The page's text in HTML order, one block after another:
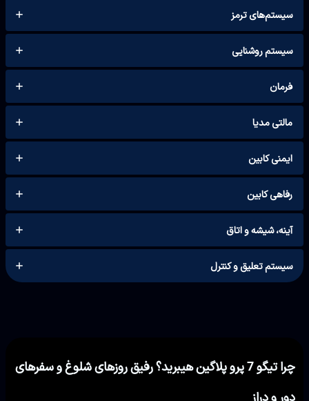
سیستم‌های ترمز
سیستم‌ روشنایی
فرمان
مالتی مدیا
ایمنی کابین
رفاهی کابین
آینه، شیشه‌ و اتاق
سیستم تعلیق و کنترل
چرا تیگو 7 پرو پلاگین هیبرید؟ رفیق روزهای شلوغ و سفرهای
دور و دراز